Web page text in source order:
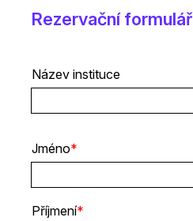
Rezervační formulář
Název instituce
Jméno*
Příjmení*